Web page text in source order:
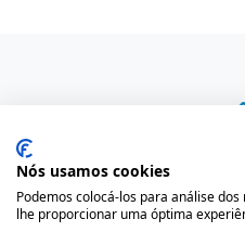
A sua
Nós usamos cookies
Podemos colocá-los para análise
lhe proporcionar uma óptima